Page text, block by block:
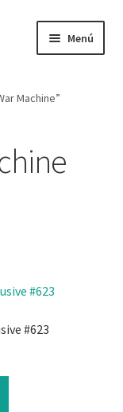
Menú
Machine”
#623